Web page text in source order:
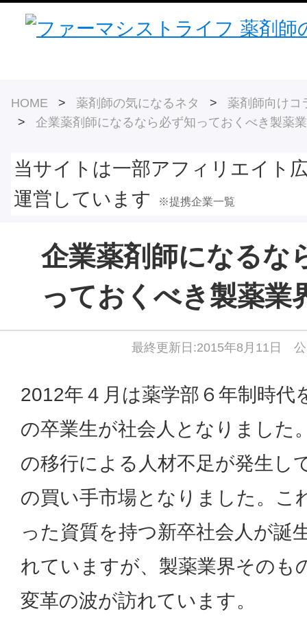
HOME > 薬剤師の気になるネタ > 薬剤師向けコ
> 企業薬剤師になるなら必ず知っておくべき製薬
当サイトは一部アフィリエイト
運営しています
※提携企業一覧
企業薬剤師になるな
っておくべき製薬業
最終更新日:2015年8月11日
2012年４月は薬学部６年制時代
の卒業生が社会人となりました
の移行による人材不足が発生し
の買い手市場となりました。こ
った資質を持つ新卒社会人が誕
れていますが、製薬業界そのも
変革の波が訪れています。